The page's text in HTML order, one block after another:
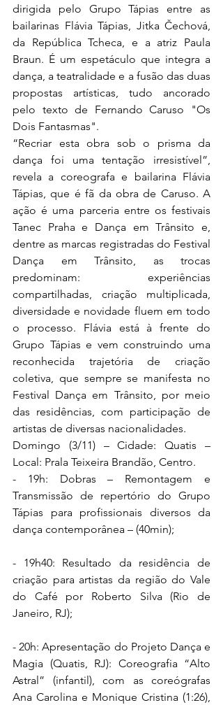
dirigida pelo Grupo Tápias entre as
bailarinas Flávia Tápias, Jitka Čechová,
da República Tcheca, e a atriz Paula
Braun. É um espetáculo que integra a
dança, a teatralidade e a fusão das duas
propostas artísticas, tudo ancorado
pelo texto de Fernando Caruso "Os
Dois Fantasmas".
“Recriar esta obra sob o prisma da
dança foi uma tentação irresistível”,
revela a coreografa e bailarina Flávia
Tápias, que é fã da obra de Caruso. A
ação é uma parceria entre os festivais
Tanec Praha e Dança em Trânsito e,
dentre as marcas registradas do Festival
Dança em Trânsito, as trocas
predominam: experiências
compartilhadas, criação multiplicada,
diversidade e novidade fluem em todo
o processo. Flávia está à frente do
Grupo Tápias e vem construindo uma
reconhecida trajetória de criação
coletiva, que sempre se manifesta no
Festival Dança em Trânsito, por meio
das residências, com participação de
artistas de diversas nacionalidades.
Domingo (3/11) – Cidade: Quatis –
Local: Prala Teixeira Brandão, Centro.
- 19h: Dobras – Remontagem e
Transmissão de repertório do Grupo
Tápias para profissionais diversos da
dança contemporânea – (40min);
- 19h40: Resultado da residência de
criação para artistas da região do Vale
do Café por Roberto Silva (Rio de
Janeiro, RJ);
- 20h: Apresentação do Projeto Dança e
Magia (Quatis, RJ): Coreografia “Alto
Astral” (infantil), com as coreógrafas
Ana Carolina e Monique Cristina (1:26),